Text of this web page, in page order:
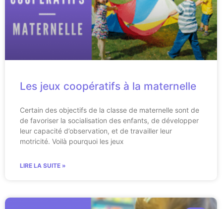
Les jeux coopératifs à la maternelle
Certain des objectifs de la classe de maternelle sont de
de favoriser la socialisation des enfants, de développer
leur capacité d’observation, et de travailler leur
motricité. Voilà pourquoi les jeux
LIRE LA SUITE »